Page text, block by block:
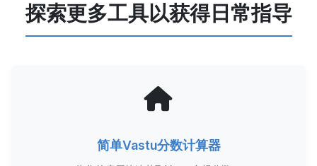
探索更多工具以获得日常指导
简单Vastu分数计算器